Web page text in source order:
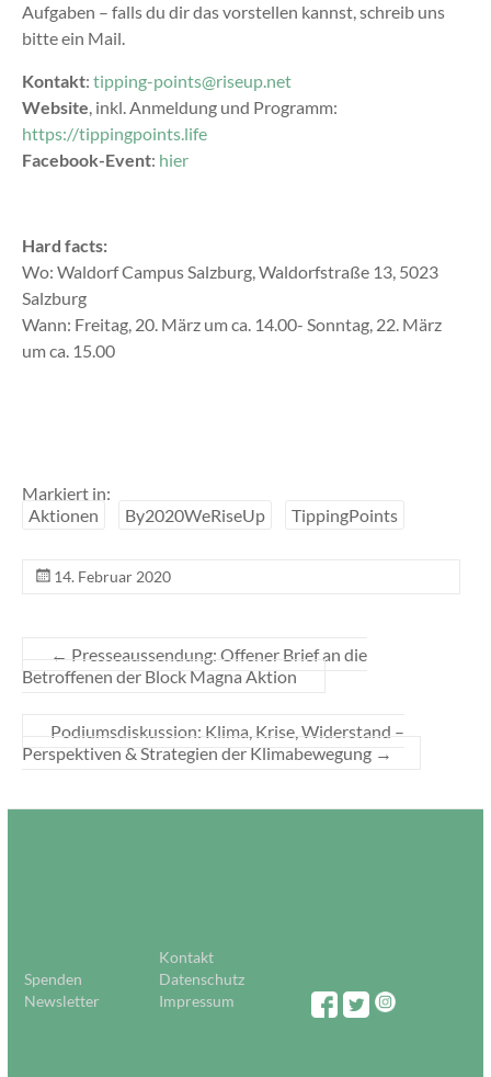
Aufgaben – falls du dir das vorstellen kannst, schreib uns
bitte ein Mail.
Kontakt: tipping-points@riseup.net
Website, inkl. Anmeldung und Programm:
https://tippingpoints.life
Facebook-Event: hier
Hard facts:
Wo: Waldorf Campus Salzburg, Waldorfstraße 13, 5023
Salzburg
Wann: Freitag, 20. März um ca. 14.00- Sonntag, 22. März
um ca. 15.00
Markiert in:
Aktionen
By2020WeRiseUp TippingPoints
14. Februar 2020
← Presseaussendung: Offener Brief an die
Betroffenen der Block Magna Aktion
Podiumsdiskussion: Klima, Krise, Widerstand –
Perspektiven & Strategien der Klimabewegung →
Kontakt
Spenden
Datenschutz
Newsletter
Impressum